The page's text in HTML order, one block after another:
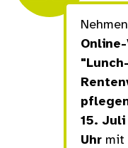
15.
Uhr mit